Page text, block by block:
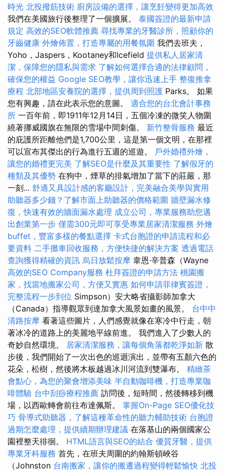
時光 北投撥筋技術 廚房設備的選擇，讓烹飪變得更加高效
我們在美國旅行後整理了一個擴展。 泰國簽證的最新申請
規定 高效的SEO軟體推薦 尋找專業的牙醫診所，照顧你的
牙齒健康 外燴佈置，打造專屬的用餐氛圍 我們去班夫，
Yoho，Jaspers，Kootaney和Icefield 提供私人居家清
潔，保障您的隱私與需求 了解如何選擇合適的法律顧問，
確保您的權益 Google SEO教學，讓你迅速上手 整復推拿
療程 北部地區安養院的選擇，提供周到照護 Parks。 如果
您有興趣，請在此表示您的意圖。 適合您的台北會計事務
所 一百年前，即1911年12月14日，五個冷凍的微笑人物圍
繞著挪威國旗在無限的雪場中間刺傷。 新竹整骨服務 最近
的庇護所距離他們是1,700公里，這是第一個文明，在那裡
可以宣布其傑出的行為進行五週的巡遊。 戶外婚禮外燴，
讓您的婚禮更完美 了解SEO是什麼及其重要性 了解假牙的
種類及其優勢 在狗中，煙草的排氣增加了當下的莊嚴，那
一刻... 舒適又具設計感的客廳設計，完美融合美學與實用
助聽器多少錢？了解市面上助聽器的價格範圍 牆壁漏水修
復，快速有效的牆面漏水處理 成立公司，專業服務助您邁
出創業第一步 僅需300元即可享受專業居家清潔服務 外燴
buffet，豐富多樣的餐點選擇 卡式台胞證的申請流程和必
要資料 二手攤車回收服務，方便快捷的解決方案 透過電話
查詢獲得精確的資訊 烏日放鬆按摩 韋恩·辛普森（Wayne
高效的SEO Company服務 杜拜簽證的申請方法 桃園搬
家，找當地搬家公司，方便又實惠 如何申請菲律賓簽證，
完整流程一步到位 Simpson）安大略省攝影師加拿大
（Canada）指導觀眾到達加拿大風景如畫的風景。 台中中
清路按摩 看著這些圖片，人們感覺就像在寒冷中行走，朝
著冰冷的道路上的美麗地平線前進。 我們進入了少數人的
奇妙自然環境。 居家清潔服務，讓每個角落都乾淨如新 散
步後，我們開始了一次出色的巡迴演出，並帶有五顏六色的
花朵，松樹，然後將木板越過冰川河流到雙瀑布。 精緻茶
會點心，為您的聚會增添美味 半自動咖啡機，打造專業咖
啡體驗 台中刮痧療程推薦 訪問後，短時間，然後轉移到機
場，以西歐轉會前往布達佩斯。 掌握On-Page SEO優化技
巧 骨導式助聽器，了解這種革命性的聽力輔助技術 台胞證
過期怎麼處理，提供續期辦理建議 在落基山的兩個國家公
園裡整天徘徊。 HTML語言與SEO的結合 優質牙醫，提供
專業牙科服務 首先，在班夫周圍的約翰斯頓峽谷
（Johnston 台南搬家，讓你的搬遷過程變得輕鬆愉快 北投